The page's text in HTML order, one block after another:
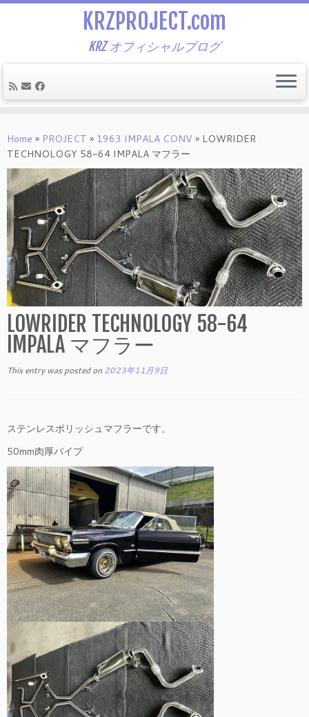
to
content
KRZPROJECT.com
KRZ オフィシャルブログ
Home » PROJECT » 1963 IMPALA CONV » LOWRIDER
TECHNOLOGY 58-64 IMPALA マフラー
LOWRIDER TECHNOLOGY 58-64
IMPALA マフラー
This entry was posted on 2023年11月9日
ステンレスポリッシュマフラーです。
50mm肉厚パイプ